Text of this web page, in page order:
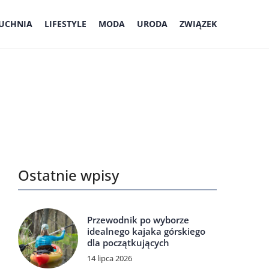
LIFESTYLE MODA URODA ZWIĄZEK
Ostatnie wpisy
Przewodnik po wyborze
idealnego kajaka górskiego
dla początkujących
14 lipca 2026